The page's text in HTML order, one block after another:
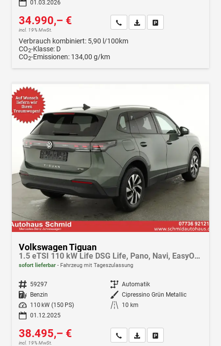
01.03.2026
34.990,– €
incl. 19% MwSt.
Wir rufen Sie anFahrzeugexposé (PDF)
Verbrauch kombiniert: 5,90 l/100km
CO2-Klasse: D
CO2-Emissionen: 134,00 g/km
Volkswagen Tiguan
1.5 eTSI 110 kW Life DSG Life, Pano, Navi, EasyOpen, LED-Plus, 5 J.-Garantie
sofort lieferbar Fahrzeug mit Tageszulassung
Fahrzeugnr. 59297 Getriebe Automatik
Kraftstoff Benzin Außenfarbe Cipressino Grün Metallic
Leistung
110 kW (150 PS) Kilometerstand
10 km
01.12.2025
38.495,– €
incl. 19% MwSt.
Wir rufen Sie anFahrzeugexposé (PDF)